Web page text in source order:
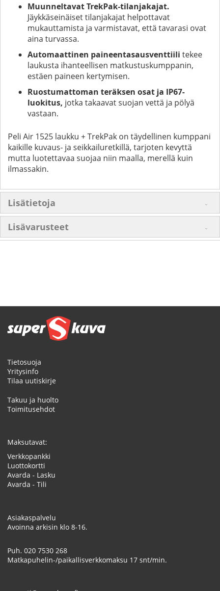
Muunneltavat TrekPak-tilanjakajat.
Jäykkäseinäiset tilanjakajat helpottavat
mukauttamista ja varmistavat, että tavarasi ovat
aina turvassa.
Automaattinen paineentasausventtiili tekee
laukusta ihanteellisen matkustuskumppanin,
estäen paineen kertymisen.
Ruostumattoman teräksen osat ja IP67-
luokitus, jotka takaavat suojan vettä ja pölyä
vastaan.
Peli Air 1525 laukku + TrekPak on täydellinen kumppani
kaikille kuvaus- ja seikkailuretkillä, tarjoten kevyttä
mutta luotettavaa suojaa niin maalla, merellä kuin
ilmassakin.
Lisätietoja
Lisävarusteet
Tietosuoja
Yritysinfo
Tilaa uutiskirje
Takuu ja huolto
Toimitusehdot
Maksutavat:
Verkkopankki
Luottokortti
Avarda - Lasku
Avarda - Tili
Asiakaspalvelu
Avoinna arkisin klo 8-16.
Puh. 020 7530 268
Matkapuhelin-/paikallisverkkomaksu 17 snt/min.